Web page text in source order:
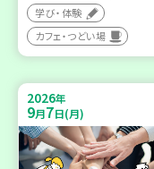
学び・体験
カフェ・つどい場
2026年
9月7日(月)